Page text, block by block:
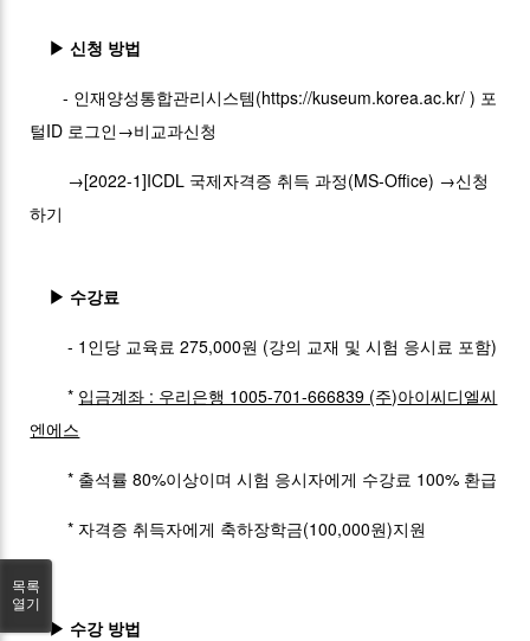
▶ 신청 방법
- 인재양성통합관리시스템(https://kuseum.korea.ac.kr/ ) 포
털ID 로그인→비교과신청
→[2022-1]ICDL 국제자격증 취득 과정(MS-Office) →신청
하기
▶ 수강료
- 1인당 교육료 275,000원 (강의 교재 및 시험 응시료 포함)
* 입금계좌 : 우리은행 1005-701-666839 (주)아이씨디엘씨
엔에스
* 출석률 80%이상이며 시험 응시자에게 수강료 100% 환급
* 자격증 취득자에게 축하장학금(100,000원)지원
▶ 수강 방법
목록
열기